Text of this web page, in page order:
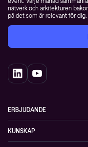
nätverk och arkitekturen
på det som är relevant för dig.
ERBJUDANDE
Datacenter & moln
KUNSKAP